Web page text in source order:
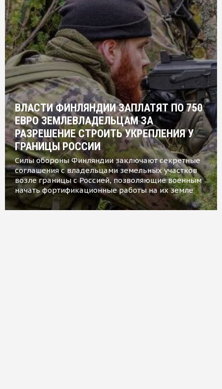
ВЛАСТИ ФИНЛЯНДИИ ЗАПЛАТЯТ ПО 750
ЕВРО ЗЕМЛЕВЛАДЕЛЬЦАМ ЗА
РАЗРЕШЕНИЕ СТРОИТЬ УКРЕПЛЕНИЯ У
ГРАНИЦЫ РОССИИ
Силы обороны Финляндии заключают секретные
соглашения с владельцами земельных участков
возле границы с Россией, позволяющие военным
начать фортификационные работы на их земле